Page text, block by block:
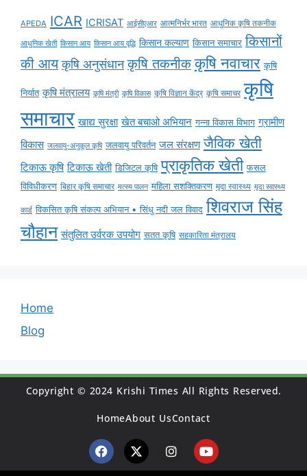
APEDA ICAR ICRISAT आईसीएआर आत्मनिर्भर भारत आधुनिक कृषि तकनीक
आधुनिक खेती किसान आय किसान आय वृद्धि किसान कल्याण किसान समाचार किसानों
की आय कृषि अनुसंधान कृषि तकनीक कृषि नवाचार कृषि
निर्यात कृषि मंत्रालय कृषि मंत्री कृषि विकास कृषि विज्ञान केंद्र कृषि समाचर कृषि
समाचार खाद्य सुरक्षा खेत बचाओ अभियान गन्ना विकास विभाग ग्रामीण
विकास जलवायु-अनुकूल कृषि जलवायु परिवर्तन जल संरक्षण जैविक खेती
टिकाऊ कृषि टिकाऊ खेती डिजिटल कृषि प्राकृतिक खेती फसल
विविधीकरण बिहार कृषि समाचार मत्स्य पालन महिला सशक्तिकरण मृदा स्वास्थ्य मृदा स्वास्थ्य
कार्ड विकसित कृषि संकल्प अभियान • सिंधु नदी जल विवाद शिवराज सिंह
चौहान संतुलित उर्वरक उपयोग सतत कृषि सहकारिता मंत्रालय
Home
Blog
Copyright © 2024 Krishi Times All Rights Reserved.
HomeAbout UsContact